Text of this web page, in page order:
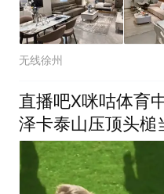
无线徐州
直播吧X咪咕体育
泽卡泰山压顶头槌